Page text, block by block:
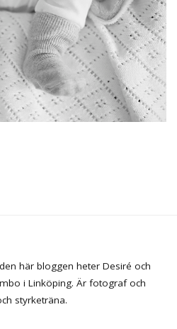
här bloggen heter Desiré och
i Linköping. Är fotograf och
styrketräna.